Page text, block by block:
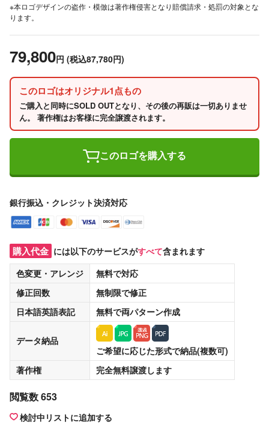
※本ロゴデザインの盗作・模倣は著作権侵害となり賠償請求・処罰の対象とな
ります。
79,800円 (税込87,780円)
このロゴはオリジナル1点もの
ご購入と同時にSOLD OUTとなり、その後の再販は一切ありませ
ん。 著作権はお客様に完全譲渡されます。
このロゴを購入する
銀行振込・クレジット決済対応
購入代金 には以下のサービスがすべて含まれます
色変更・アレンジ
無料で対応
修正回数
無制限で修正
日本語英語表記
無料で両パターン作成
データ納品
ご希望に応じた形式で納品(複数可)
著作権
完全無料譲渡します
閲覧数 653
検討中リストに追加する